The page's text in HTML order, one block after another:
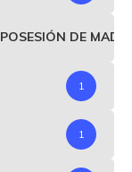
DE
1
1